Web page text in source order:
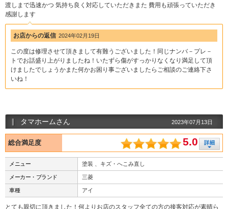
渡しまで迅速かつ 気持ち良く対応していただきまた 費用も頑張っていただき
感謝します
お店からの返信 2024年02月19日
この度は修理させて頂きまして有難うございました！同じナンバ－プレ－
トでお話盛り上がりましたね！いたずら傷がすっかりなくなり満足して頂
けましたでしょうかまた何かお困り事ございましたらご相談のご連絡下さ
いね！
タマホームさん 2023年07月13日
総合満足度 5.0
メニュー 塗装 、キズ・へこみ直し
メーカー・ブランド 三菱
車種 アイ
とても親切に頂きました！何よりお店のスタッフ全ての方の接客対応が素晴ら